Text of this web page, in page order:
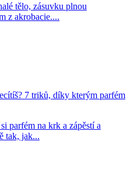
tělo, zásuvku plnou
z akrobacie....
7 triků, díky kterým parfém
parfém na krk a zápěstí a
tak, jak...